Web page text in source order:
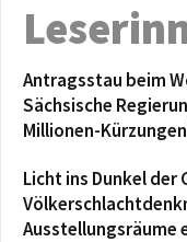
Antragsstau beim
Sächsische
Millionen-
Licht ins Dunkel der
Ausstellungsräume